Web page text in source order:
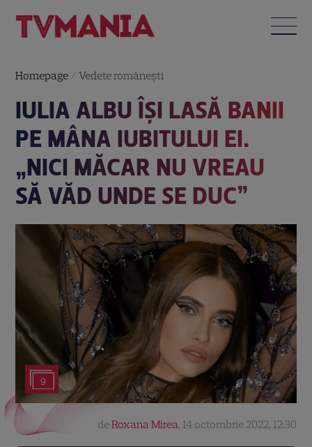
Homepage /Vedete româneşti
IULIA ALBU ÎȘI LASĂ BANII
PE MÂNA IUBITULUI EI.
„NICI MĂCAR NU VREAU
SĂ VĂD UNDE SE DUC”
9
deRoxana Mirea, 14 octombrie 2022, 12:30